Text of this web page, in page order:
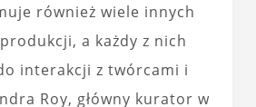
również wiele innych
a każdy z nich
interakcji z twórcami i
Roy, główny kurator w